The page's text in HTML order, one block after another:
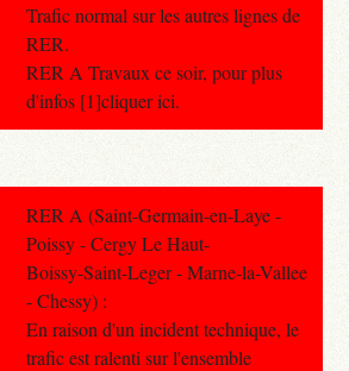
Trafic normal sur les autres lignes de
RER.
RER A Travaux ce soir, pour plus
d'infos [1]cliquer ici.
RER A (Saint-Germain-en-Laye -
Poissy - Cergy Le Haut-
Boissy-Saint-Leger - Marne-la-Vallee
- Chessy) :
En raison d'un incident technique, le
trafic est ralenti sur l'ensemble